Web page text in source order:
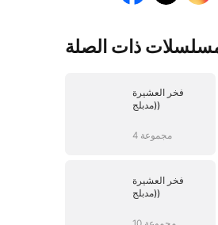
ذات الصلة
فخر العشيرة
(مدبلج)
4 مجموعة
فخر العشيرة
(مدبلج)